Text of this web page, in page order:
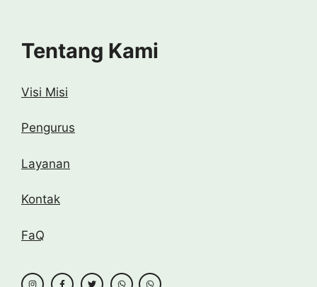
Tentang Kami
Visi Misi
Pengurus
Layanan
Kontak
FaQ